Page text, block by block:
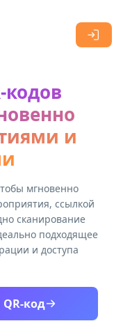
кодов
и
мгновенно
ссылкой
сканирование
подходящее
и доступа
код